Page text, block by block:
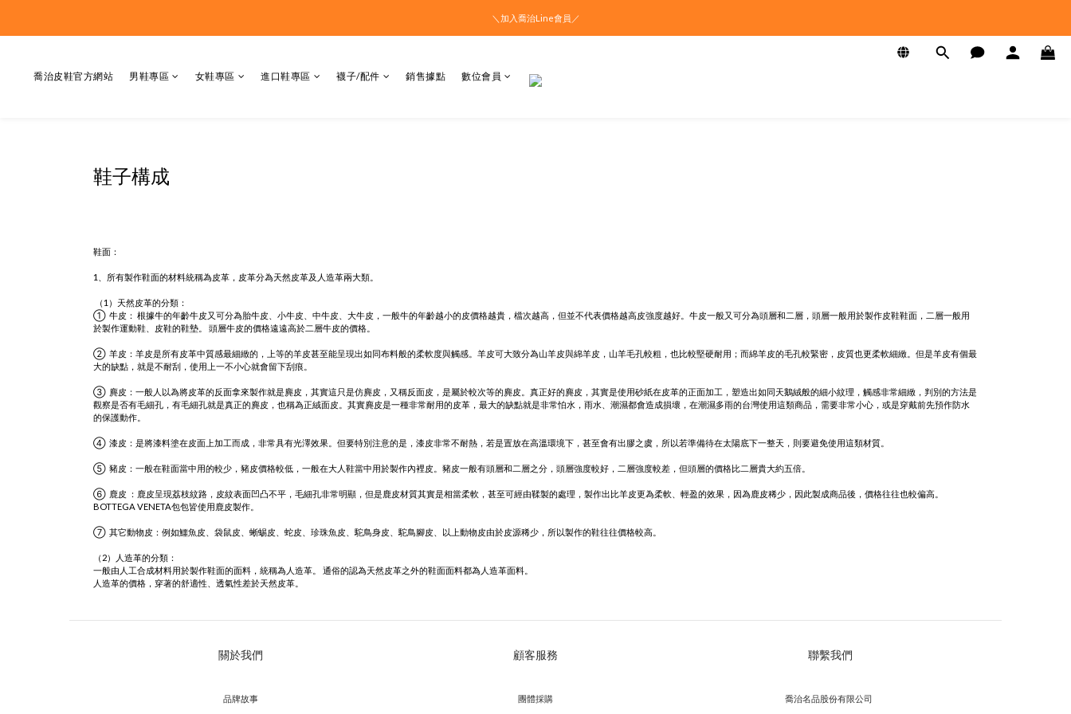
＼加入喬治Line會員／
喬治皮鞋官方網站 男鞋專區 女鞋專區 進口鞋專區 襪子/配件 銷售據點 數位會員
鞋子構成
鞋面：
1、所有製作鞋面的材料統稱為皮革，皮革分為天然皮革及人造革兩大類。
（1）天然皮革的分類：
① 牛皮： 根據牛的年齡牛皮又可分為胎牛皮、小牛皮、中牛皮、大牛皮，一般牛的年齡越小的皮價格越貴，檔次越高，但並不代表價格越高皮強度越好。牛皮一般又可分為頭層和二層，頭層一般用於製作皮鞋鞋面，二層一般用
於製作運動鞋、皮鞋的鞋墊。 頭層牛皮的價格遠遠高於二層牛皮的價格。
② 羊皮：羊皮是所有皮革中質感最細緻的，上等的羊皮甚至能呈現出如同布料般的柔軟度與觸感。羊皮可大致分為山羊皮與綿羊皮，山羊毛孔較粗，也比較堅硬耐用；而綿羊皮的毛孔較緊密，皮質也更柔軟細緻。但是羊皮有個最
大的缺點，就是不耐刮，使用上一不小心就會留下刮痕。
③ 麂皮：一般人以為將皮革的反面拿來製作就是麂皮，其實這只是仿麂皮，又稱反面皮，是屬於較次等的麂皮。真正好的麂皮，其實是使用砂紙在皮革的正面加工，塑造出如同天鵝絨般的細小紋理，觸感非常細緻，判別的方法是
觀察是否有毛細孔，有毛細孔就是真正的麂皮，也稱為正絨面皮。其實麂皮是一種非常耐用的皮革，最大的缺點就是非常怕水，雨水、潮濕都會造成損壞，在潮濕多雨的台灣使用這類商品，需要非常小心，或是穿戴前先預作防水
的保護動作。
④ 漆皮：是將漆料塗在皮面上加工而成，非常具有光澤效果。但要特別注意的是，漆皮非常不耐熱，若是置放在高溫環境下，甚至會有出膠之虞，所以若準備待在太陽底下一整天，則要避免使用這類材質。
⑤ 豬皮：一般在鞋面當中用的較少，豬皮價格較低，一般在大人鞋當中用於製作內裡皮。豬皮一般有頭層和二層之分，頭層強度較好，二層強度較差，但頭層的價格比二層貴大約五倍。
⑥ 鹿皮 ：鹿皮呈現荔枝紋路，皮紋表面凹凸不平，毛細孔非常明顯，但是鹿皮材質其實是相當柔軟，甚至可經由鞣製的處理，製作出比羊皮更為柔軟、輕盈的效果，因為鹿皮稀少，因此製成商品後，價格往往也較偏高。
BOTTEGA VENETA包包皆使用鹿皮製作。
⑦ 其它動物皮：例如鱷魚皮、袋鼠皮、蜥蜴皮、蛇皮、珍珠魚皮、駝鳥身皮、駝鳥腳皮、以上動物皮由於皮源稀少，所以製作的鞋往往價格較高。
（2）人造革的分類：
一般由人工合成材料用於製作鞋面的面料，統稱為人造革。 通俗的認為天然皮革之外的鞋面面料都為人造革面料。
人造革的價格，穿著的舒適性、透氣性差於天然皮革。
關於我們
品牌故事
顧客服務
團體採購
聯繫我們
喬治名品股份有限公司